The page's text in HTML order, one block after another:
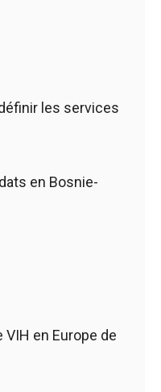
les services
en Bosnie-
en Europe de